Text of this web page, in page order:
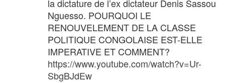
la dictature de l’ex dictateur Denis Sassou
Nguesso. POURQUOI LE
RENOUVELEMENT DE LA CLASSE
POLITIQUE CONGOLAISE EST-ELLE
IMPERATIVE ET COMMENT?
https://www.youtube.com/watch?v=Ur-
SbgBJdEw